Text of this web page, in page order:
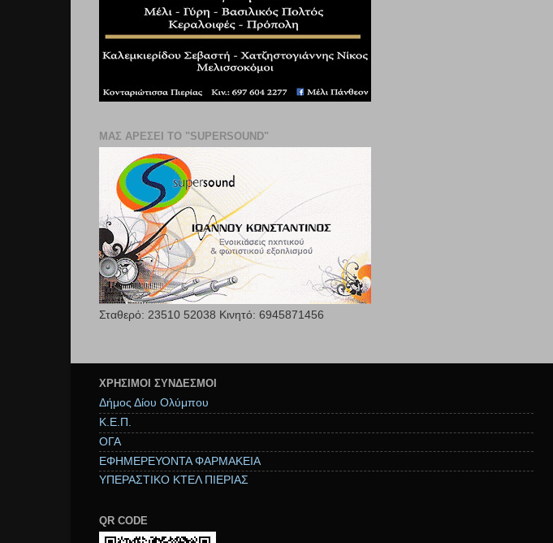
ΜΑΣ ΑΡΕΣΕΙ ΤΟ "SUPERSOUND"
Σταθερό: 23510 52038 Κινητό: 6945871456
ΧΡΉΣΙΜΟΙ ΣΥΝΔΕΣΜΟΙ
Δήμος Δίου Ολύμπου
Κ.Ε.Π.
ΟΓΑ
ΕΦΗΜΕΡΕΥΟΝΤΑ ΦΑΡΜΑΚΕΙΑ
ΥΠΕΡΑΣΤΙΚΟ ΚΤΕΛ ΠΙΕΡΙΑΣ
QR CODE